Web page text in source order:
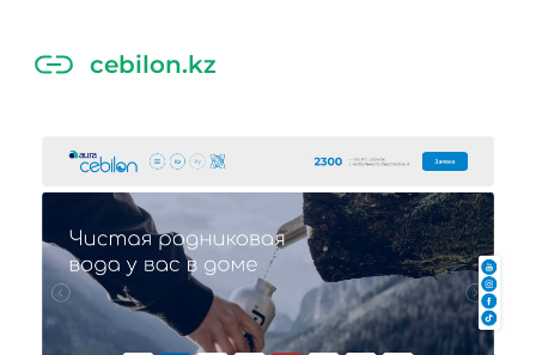
cebilon.kz